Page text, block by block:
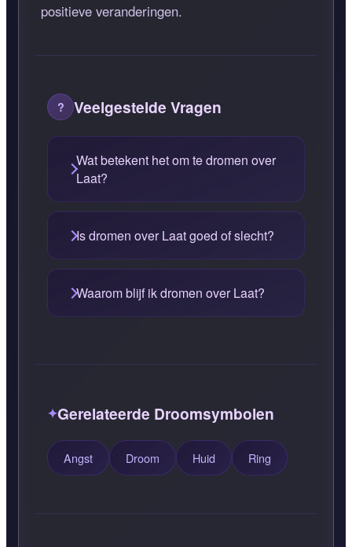
positieve veranderingen.
Veelgestelde Vragen
Wat betekent het om te dromen over
Laat?
Is dromen over Laat goed of slecht?
Waarom blijf ik dromen over Laat?
Gerelateerde Droomsymbolen
Angst Droom Huid Ring